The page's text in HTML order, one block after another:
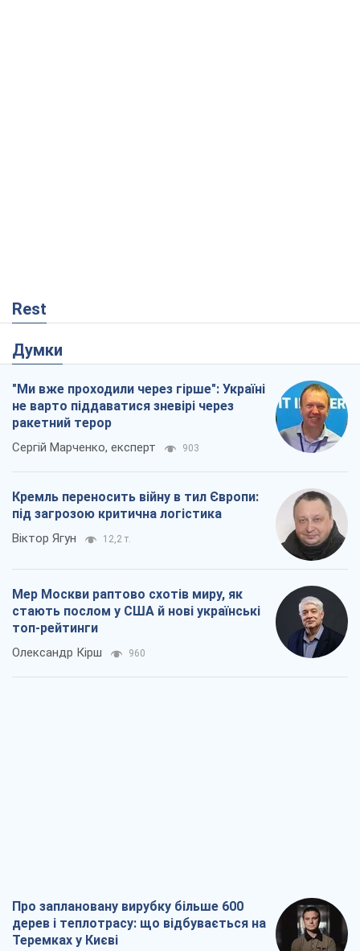
Rest
Думки
"Ми вже проходили через гірше": Україні
не варто піддаватися зневірі через
ракетний терор
Сергій Марченко, експерт 903
Кремль переносить війну в тил Європи:
під загрозою критична логістика
Віктор Ягун 12,2 т.
Мер Москви раптово схотів миру, як
стають послом у США й нові українські
топ-рейтинги
Олександр Кірш 960
Про заплановану вирубку більше 600
дерев і теплотрасу: що відбувається на
Теремках у Києві